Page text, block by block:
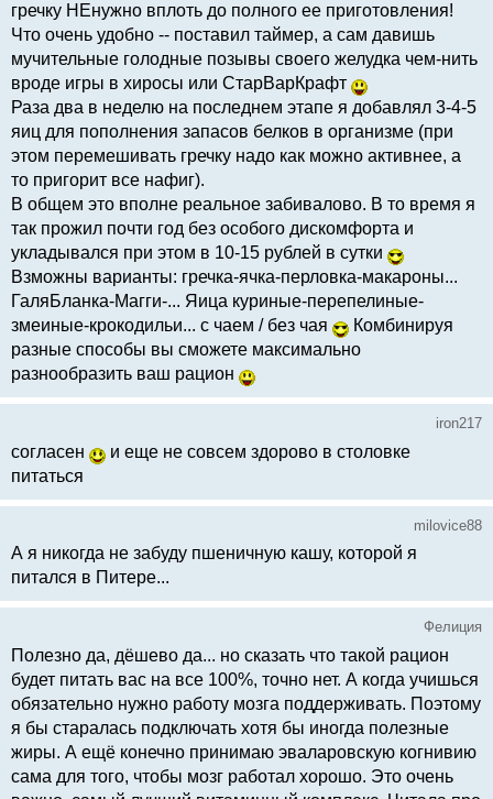
гречку НЕнужно вплоть до полного ее приготовления!
Что очень удобно -- поставил таймер, а сам давишь
мучительные голодные позывы своего желудка чем-нить
вроде игры в хиросы или СтарВарКрафт
Раза два в неделю на последнем этапе я добавлял 3-4-5
яиц для пополнения запасов белков в организме (при
этом перемешивать гречку надо как можно активнее, а
то пригорит все нафиг).
В общем это вполне реальное забивалово. В то время я
так прожил почти год без особого дискомфорта и
укладывался при этом в 10-15 рублей в сутки
Взможны варианты: гречка-ячка-перловка-макароны...
ГаляБланка-Магги-... Яица куриные-перепелиные-
змеиные-крокодильи... с чаем / без чая
Комбинируя
разные способы вы сможете максимально
разнообразить ваш рацион
iron217
согласен
и еще не совсем здорово в столовке
питаться
milovice88
А я никогда не забуду пшеничную кашу, которой я
питался в Питере...
Фелиция
Полезно да, дёшево да... но сказать что такой рацион
будет питать вас на все 100%, точно нет. А когда учишься
обязательно нужно работу мозга поддерживать. Поэтому
я бы старалась подключать хотя бы иногда полезные
жиры. А ещё конечно принимаю эваларовскую когнивию
сама для того, чтобы мозг работал хорошо. Это очень